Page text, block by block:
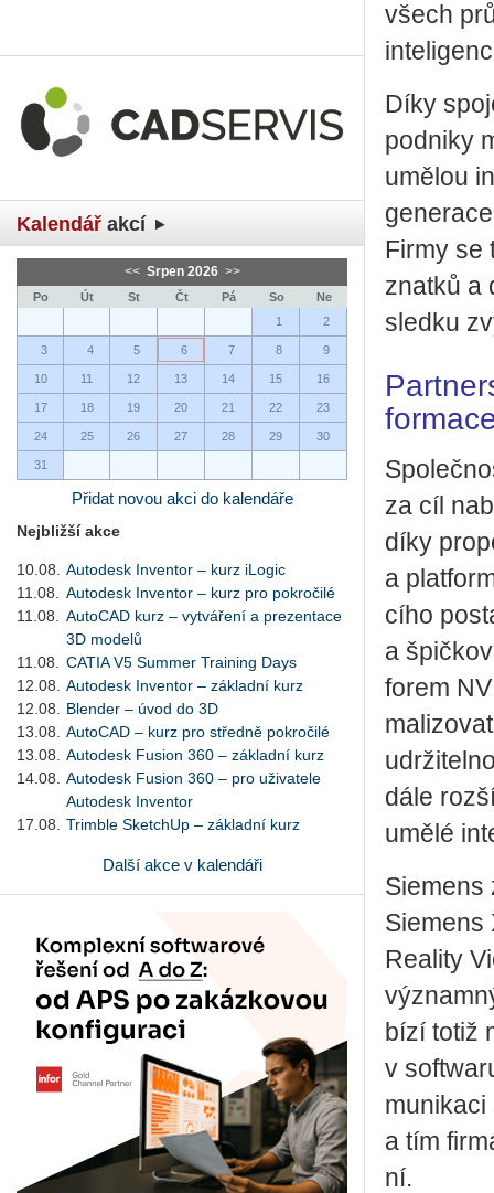
Kalendář akcí
<< Srpen 2026 >>
Po Út St Čt Pá So
Ne
1
2
3 4 5 6 7 8 9
10 11 12 13 14 15 16
17 18 19 20 21 22 23
24 25 26 27 28 29 30
31
Přidat novou akci do kalendáře
Nejbližší akce
10.08.
Autodesk Inventor – kurz iLogic
11.08.
Autodesk Inventor – kurz pro pokročilé
11.08.
AutoCAD kurz – vytváření a prezentace
3D modelů
11.08.
CATIA V5 Summer Training Days
12.08.
Autodesk Inventor – základní kurz
12.08.
Blender – úvod do 3D
13.08.
AutoCAD – kurz pro středně pokročilé
13.08.
Autodesk Fusion 360 – základní kurz
14.08.
Autodesk Fusion 360 – pro uživatele
Autodesk Inventor
17.08.
Trimble SketchUp – základní kurz
Další akce v kalendáři
všech
Díky
pod­ni­ky
umě­lou
Firmy se
znat­ků a
sled­ku
za cíl
díky
a
cí­ho
a
fo­rem
dále
umělé
Sie­mens
Sie­mens
Re­a­li­ty
bí­zí totiž
v
mu­ni­ka­ci
a tím
ní.